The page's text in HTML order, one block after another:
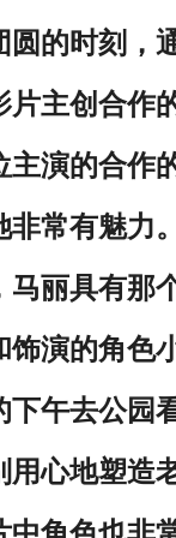
圆的时刻 ，
片主创合作
演的合作
非常有魅力。
马丽具有那
饰演的角色
下午去公园
用心地塑造